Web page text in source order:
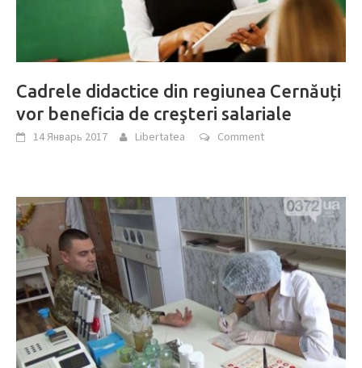
Cadrele didactice din regiunea Cernăuți
vor beneficia de creşteri salariale
14 Январь 2017 Libertatea Comment